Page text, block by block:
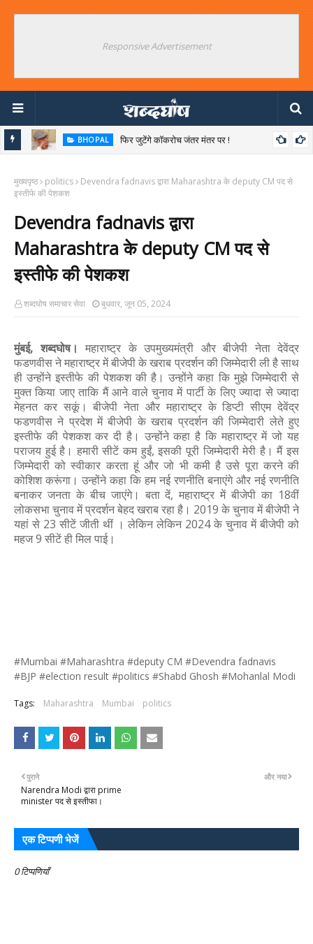
Responsive Advertisement
BHOPAL
फिर जुटेंगे कॉकरोच जंतर मंतर पर !
भारत को बांग्लादेश नेपाल बनाने की साजिश किसकी ?
मुख्यपृष्ठ politics
Devendra fadnavis द्वारा Maharashtra के deputy CM पद से
इस्तीफे की पेशकश
Devendra fadnavis द्वारा
Maharashtra के deputy CM पद से
इस्तीफे की पेशकश
शब्दघोष समाचार सेवा बुधवार, जून 05, 2024
मुंबई, शब्दघोष। महाराष्ट्र के उपमुख्यमंत्री और बीजेपी नेता देवेंद्र
फडणवीस ने महाराष्ट्र में बीजेपी के खराब प्रदर्शन की जिम्मेदारी ली है साथ
ही उन्होंने इस्तीफे की पेशकश की है। उन्होंने कहा कि मुझे जिम्मेदारी से
मुक्त किया जाए ताकि मैं आने वाले चुनाव में पार्टी के लिए ज्यादा से ज्यादा
मेहनत कर सकूं। बीजेपी नेता और महाराष्ट्र के डिप्टी सीएम देवेंद्र
फडणवीस ने प्रदेश में बीजेपी के खराब प्रदर्शन की जिम्मेदारी लेते हुए
इस्तीफे की पेशकश कर दी है। उन्होंने कहा है कि महाराष्ट्र में जो यह
पराजय हुई है। हमारी सीटें कम हुईं, इसकी पूरी जिम्मेदारी मेरी है। मैं इस
जिम्मेदारी को स्वीकार करता हूं और जो भी कमी है उसे पूरा करने की
कोशिश करूंगा। उन्होंने कहा कि हम नई रणनीति बनाएंगे और नई रणनीति
बनाकर जनता के बीच जाएंगे। बता दें, महाराष्ट्र में बीजेपी का 18वीं
लोकसभा चुनाव में प्रदर्शन बेहद खराब रहा है। 2019 के चुनाव में बीजेपी ने
यहां से 23 सीटें जीती थीं । लेकिन लेकिन 2024 के चुनाव में बीजेपी को
महज 9 सीटें ही मिल पाई।
#Mumbai #Maharashtra #deputy CM #Devendra fadnavis
#BJP #election result #politics #Shabd Ghosh #Mohanlal Modi
Tags: Maharashtra Mumbai politics
और नया
पुराने
Narendra Modi द्वारा prime
minister पद से इस्तीफा।
एक टिप्पणी भेजें
0 टिप्पणियाँ